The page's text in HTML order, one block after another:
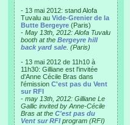
- 13 mai 2012: stand Alofa
Tuvalu au Vide-Grenier de la
Butte Bergeyre (Paris)
- May 13th, 2012: Alofa Tuvalu
booth at the Bergeyre hill
back yard sale . (Paris)
- 13 mai 2012 de 11h10 à
11h30: Gilliane est l'invitée
d'Anne Cécile Bras dans
l'émission C'est pas du Vent
sur RFI
- may 13th, 2012: Gilliane Le
Gallic invited by Anne-Cécile
Bras at the C'est pas du
Vent sur RFI program (RFI)